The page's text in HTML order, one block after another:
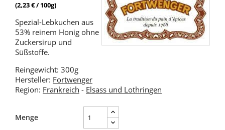
(2,23 € / 100g)
Spezial-Lebkuchen aus
53% reinem Honig ohne
Zuckersirup und
Süßstoffe.
Reingewicht: 300g
Hersteller: Fortwenger
Region: Frankreich - Elsass und Lothringen
Menge